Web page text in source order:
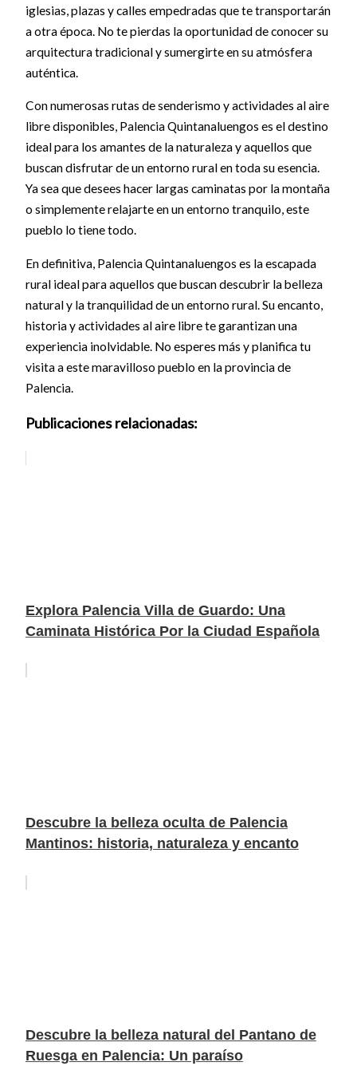
iglesias, plazas y calles empedradas que te transportarán
a otra época. No te pierdas la oportunidad de conocer su
arquitectura tradicional y sumergirte en su atmósfera
auténtica.
Con numerosas rutas de senderismo y actividades al aire
libre disponibles, Palencia Quintanaluengos es el destino
ideal para los amantes de la naturaleza y aquellos que
buscan disfrutar de un entorno rural en toda su esencia.
Ya sea que desees hacer largas caminatas por la montaña
o simplemente relajarte en un entorno tranquilo, este
pueblo lo tiene todo.
En definitiva, Palencia Quintanaluengos es la escapada
rural ideal para aquellos que buscan descubrir la belleza
natural y la tranquilidad de un entorno rural. Su encanto,
historia y actividades al aire libre te garantizan una
experiencia inolvidable. No esperes más y planifica tu
visita a este maravilloso pueblo en la provincia de
Palencia.
Publicaciones relacionadas:
Explora Palencia Villa de Guardo: Una
Caminata Histórica Por la Ciudad Española
Descubre la belleza oculta de Palencia
Mantinos: historia, naturaleza y encanto
Descubre la belleza natural del Pantano de
Ruesga en Palencia: Un paraíso